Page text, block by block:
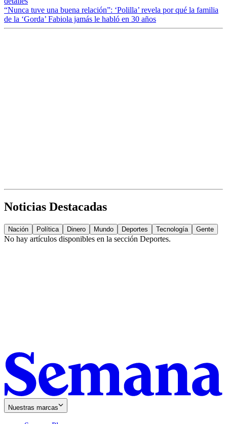
“Nunca tuve una buena relación”: ‘Polilla’ revela por qué la familia
de la ‘Gorda’ Fabiola jamás le habló en 30 años
Noticias Destacadas
Nación Política Dinero Mundo Deportes Tecnología Gente
No hay artículos disponibles en la sección Deportes.
Nuestras marcas